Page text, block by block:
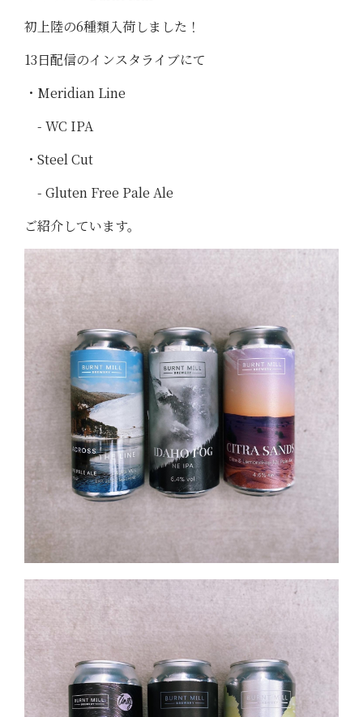
初上陸の6種類入荷しました！
13日配信のインスタライブにて
・Meridian Line
- WC IPA
・Steel Cut
- Gluten Free Pale Ale
ご紹介しています。